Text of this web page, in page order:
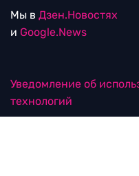
Мы в Дзен.Новостях
и Google.News
Уведомление об
технологий